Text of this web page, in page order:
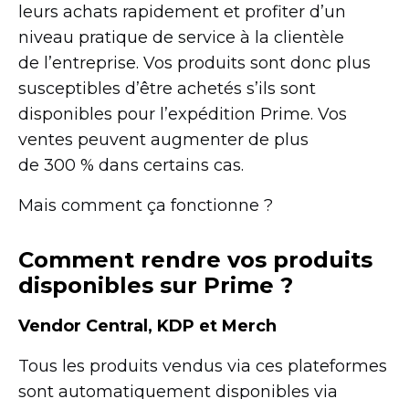
leurs achats rapidement et profiter d’un
niveau pratique de service à la clientèle
de l’entreprise. Vos produits sont donc plus
susceptibles d’être achetés s’ils sont
disponibles pour l’expédition Prime. Vos
ventes peuvent augmenter de plus
de 300 % dans certains cas.
Mais comment ça fonctionne ?
Comment rendre vos produits
disponibles sur Prime ?
Vendor Central, KDP et Merch
Tous les produits vendus via ces plateformes
sont automatiquement disponibles via